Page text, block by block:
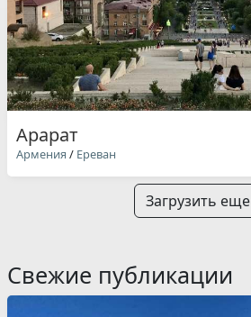
Арарат
Армения / Ереван
Загрузить еще
Свежие публикации